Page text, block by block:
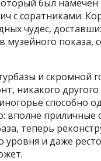
был намечен
с соратниками.
чудес,
показа,
и скромной
никакого
способно
вполне приличные
теперь
уровня и даже